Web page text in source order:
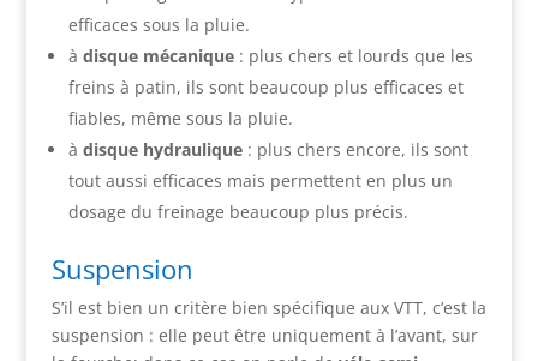
efficaces sous la pluie.
à disque mécanique: plus chers et lourds que les
freins à patin, ils sont beaucoup plus efficaces et
fiables, même sous la pluie.
à disque hydraulique: plus chers encore, ils sont
tout aussi efficaces mais permettent en plus un
dosage du freinage beaucoup plus précis.
Suspension
S’il est bien un critère bien spécifique aux VTT, c’est la
suspension : elle peut être uniquement à l’avant, sur